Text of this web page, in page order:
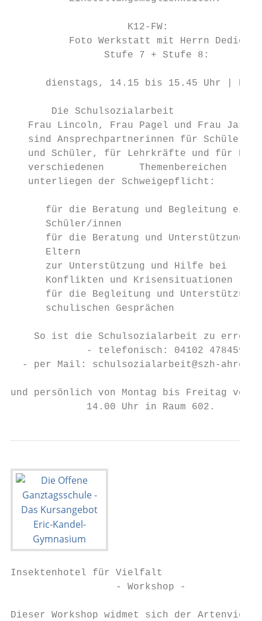
                    K12-FW:
          Foto Werkstatt mit Herrn Dedic
                Stufe 7 + Stufe 8:
dienstags, 14.15 bis 15.45 Uhr |
       Die Schulsozialarbeit
Frau Lincoln, Frau Pagel und Frau
sind Ansprechpartnerinnen für
und Schüler, für Lehrkräfte und für
verschiedenen      Themenbereichen
   unterliegen der Schweigepflicht:
für die Beratung und Begleitung
      Schüler/innen
für die Beratung und Unterstützung
      Eltern
      zur Unterstützung und Hilfe bei
      Konflikten und Krisensituationen
für die Begleitung und Unterstützung
      schulischen Gesprächen
So ist die Schulsozialarbeit zu
             - telefonisch: 04102 478459
- per Mail: schulsozialarbeit@szh-
und persönlich von Montag bis Freitag von
             14.00 Uhr in Raum 602.
Insektenhotel für Vielfalt
                  - Workshop -
Dieser Workshop widmet sich der